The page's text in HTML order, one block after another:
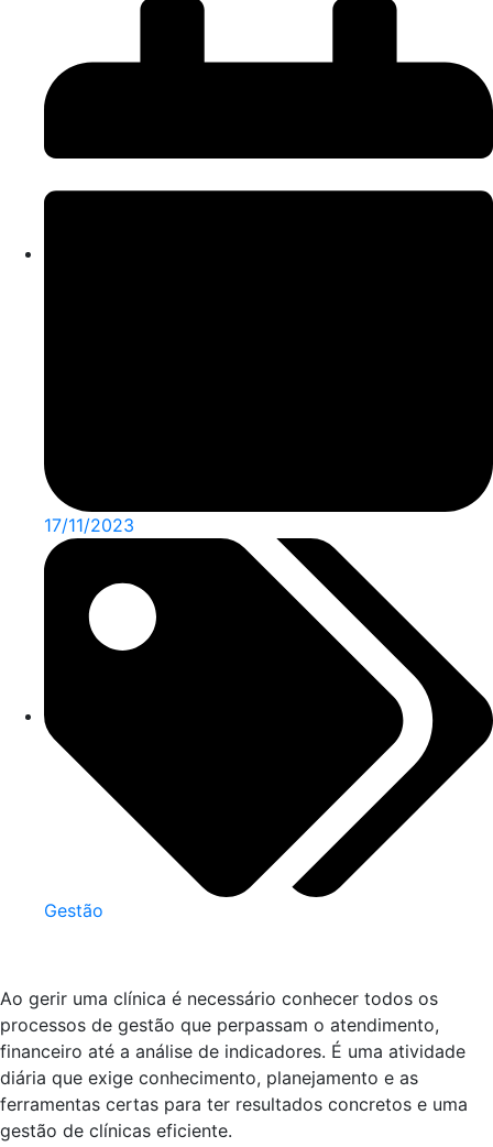
17/11/2023
Gestão
Ao gerir uma clínica é necessário conhecer todos os
processos de gestão que perpassam o atendimento,
financeiro até a análise de indicadores. É uma atividade
diária que exige conhecimento, planejamento e as
ferramentas certas para ter resultados concretos e uma
gestão de clínicas eficiente.